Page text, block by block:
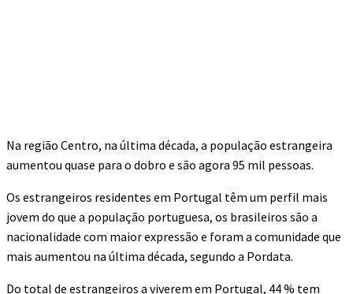
Na região Centro, na última década, a população estrangeira
aumentou quase para o dobro e são agora 95 mil pessoas.
Os estrangeiros residentes em Portugal têm um perfil mais
jovem do que a população portuguesa, os brasileiros são a
nacionalidade com maior expressão e foram a comunidade que
mais aumentou na última década, segundo a Pordata.
Do total de estrangeiros a viverem em Portugal, 44 % tem